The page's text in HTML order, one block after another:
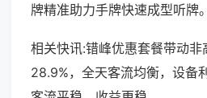
牌精准助力手牌快速成型听牌。
相关快讯:错峰优惠套餐带动
28.9%，全天客流均衡，设备